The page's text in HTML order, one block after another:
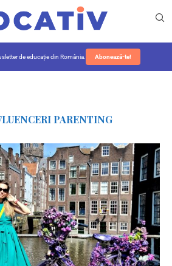
de educație din România. Abonează-te!
PARENTING